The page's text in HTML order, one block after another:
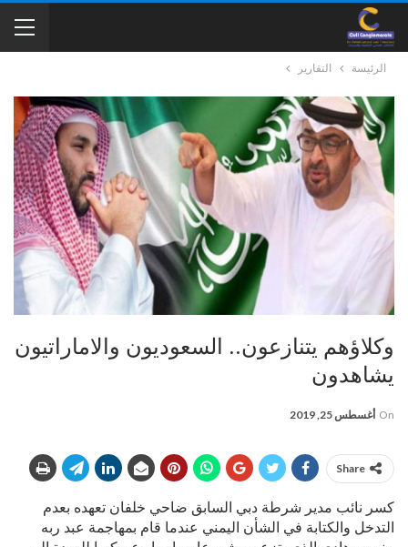
الرئيسة التقارير
وكلاؤهم يتنازعون.. السعوديون والاماراتيون
يشاهدون
On أغسطس 25, 2019
Share
كسر نائب مدير شرطة دبي السابق ضاحي خلفان تعهده بعدم
التدخل والكتابة في الشأن اليمني عندما قام بمهاجمة عبد ربه